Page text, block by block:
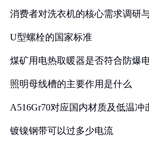
消费者对洗衣机的核心需求调研
U型螺栓的国家标准
煤矿用电热取暖器是否符合防爆
照明母线槽的主要作用是什么
A516Gr70对应国内材质及低温冲
镀镍钢带可以过多少电流